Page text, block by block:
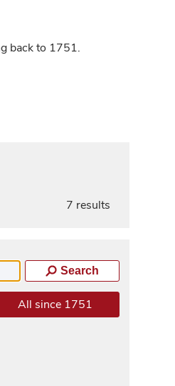
back to 1751.
7 results
Search
All since 1751